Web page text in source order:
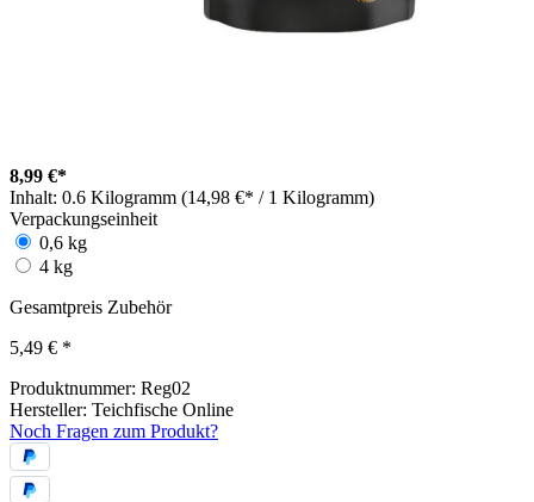
8,99 €*
Inhalt: 0.6 Kilogramm (14,98 €* / 1 Kilogramm)
Verpackungseinheit
0,6 kg
4 kg
Gesamtpreis Zubehör
5,49 € *
Produktnummer: Reg02
Hersteller: Teichfische Online
Noch Fragen zum Produkt?